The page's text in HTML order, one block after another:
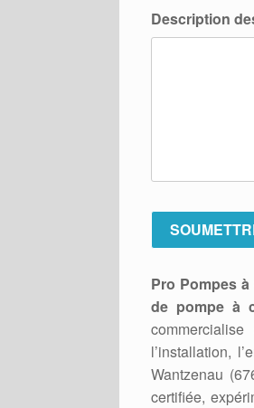
Description
Pro Pompes
de pompe à
l’installation,
Wantzenau
certifiée,